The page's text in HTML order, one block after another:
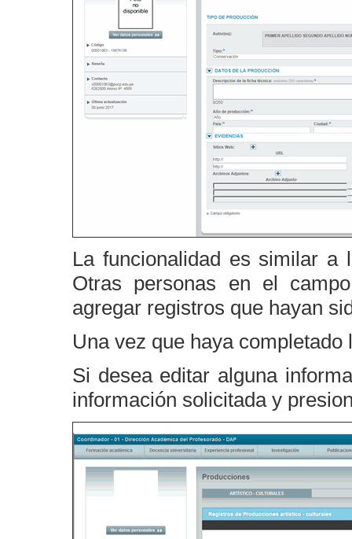
La funcionalidad es similar a
Otras personas en el
agregar registros que hayan
Una vez que haya
Si desea editar alguna
información solicitada y